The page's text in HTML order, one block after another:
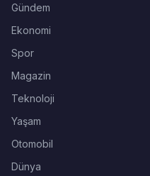
Gündem
Ekonomi
Spor
Magazin
Teknoloji
Yaşam
Otomobil
Dünya